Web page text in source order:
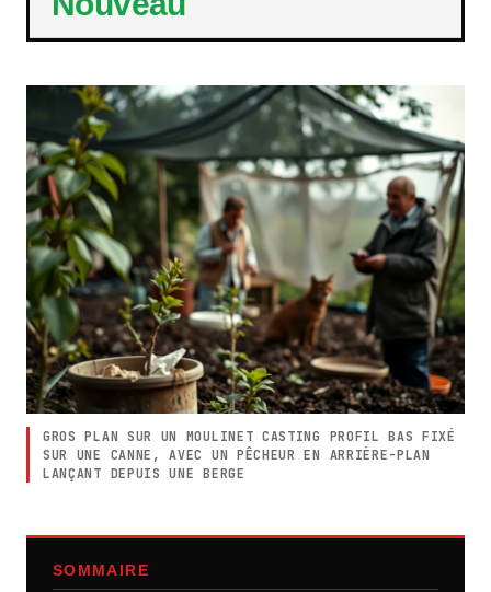
GROS PLAN SUR UN MOULINET CASTING PROFIL BAS FIXÉ
SUR UNE CANNE, AVEC UN PÊCHEUR EN ARRIÈRE-PLAN
LANÇANT DEPUIS UNE BERGE
SOMMAIRE